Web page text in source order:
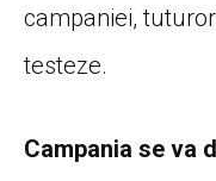
campaniei,
testeze.
Campania se va